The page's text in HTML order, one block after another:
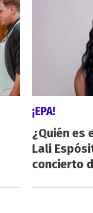
¡EPA!
¿Quién es
Lali
concierto